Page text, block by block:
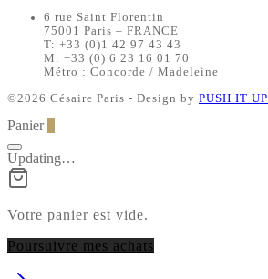
6 rue Saint Florentin
75001 Paris – FRANCE
T: +33 (0)1 42 97 43 43
M: +33 (0) 6 23 16 01 70
Métro : Concorde / Madeleine
©2026 Césaire Paris - Design by PUSH IT UP
Panier
Updating…
Votre panier est vide.
Poursuivre mes achats